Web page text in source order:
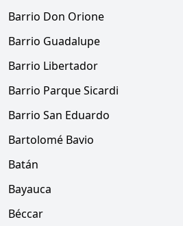
Barrio Don Orione
Barrio Guadalupe
Barrio Libertador
Barrio Parque Sicardi
Barrio San Eduardo
Bartolomé Bavio
Batán
Bayauca
Béccar